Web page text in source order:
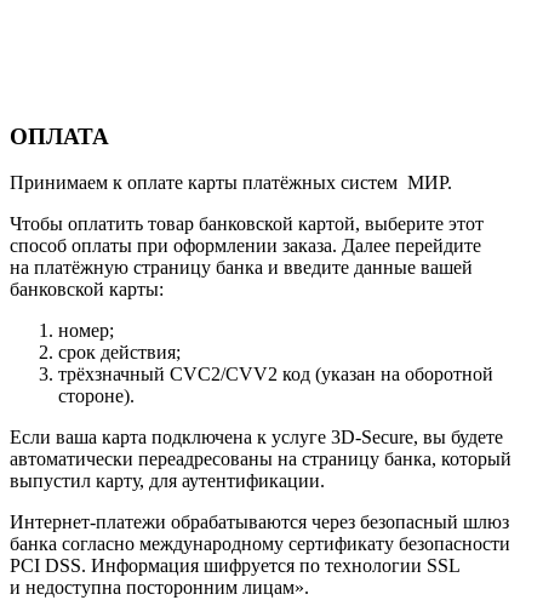
ОПЛАТА
Принимаем к оплате карты платёжных систем МИР.
Чтобы оплатить товар банковской картой, выберите этот
способ оплаты при оформлении заказа. Далее перейдите
на платёжную страницу банка и введите данные вашей
банковской карты:
номер;
срок действия;
трёхзначный CVC2/CVV2 код (указан на оборотной
стороне).
Если ваша карта подключена к услуге 3D-Secure, вы будете
автоматически переадресованы на страницу банка, который
выпустил карту, для аутентификации.
Интернет-платежи обрабатываются через безопасный шлюз
банка согласно международному сертификату безопасности
PCI DSS. Информация шифруется по технологии SSL
и недоступна посторонним лицам».